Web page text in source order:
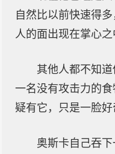
自然比以前快速得
人的面出现在掌心之
其他人都不知
一名没有攻击力的
疑有它，只是一脸好
奥斯卡自己吞